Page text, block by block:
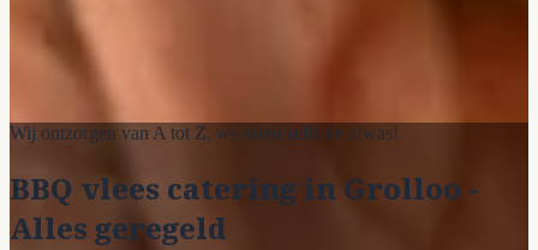
Wij ontzorgen van A tot Z, we doen zelfs de afwas!
BBQ vlees catering in Grolloo -
Alles geregeld